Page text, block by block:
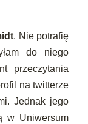
. Nie potrafię
do niego
przeczytania
na twitterze
Jednak jego
w Uniwersum